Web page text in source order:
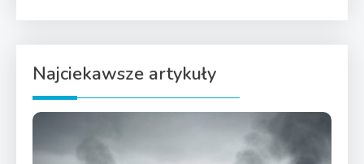
Najciekawsze artykuły